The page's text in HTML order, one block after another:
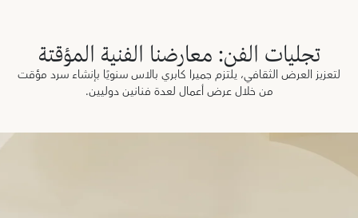
تجليات الفن: معارضنا الفنية المؤقتة
لتعزيز العرض الثقافي، يلتزم جميرا كابري بالاس سنويًا بإنشاء سرد مؤقت
من خلال عرض أعمال لعدة فنانين دوليين.